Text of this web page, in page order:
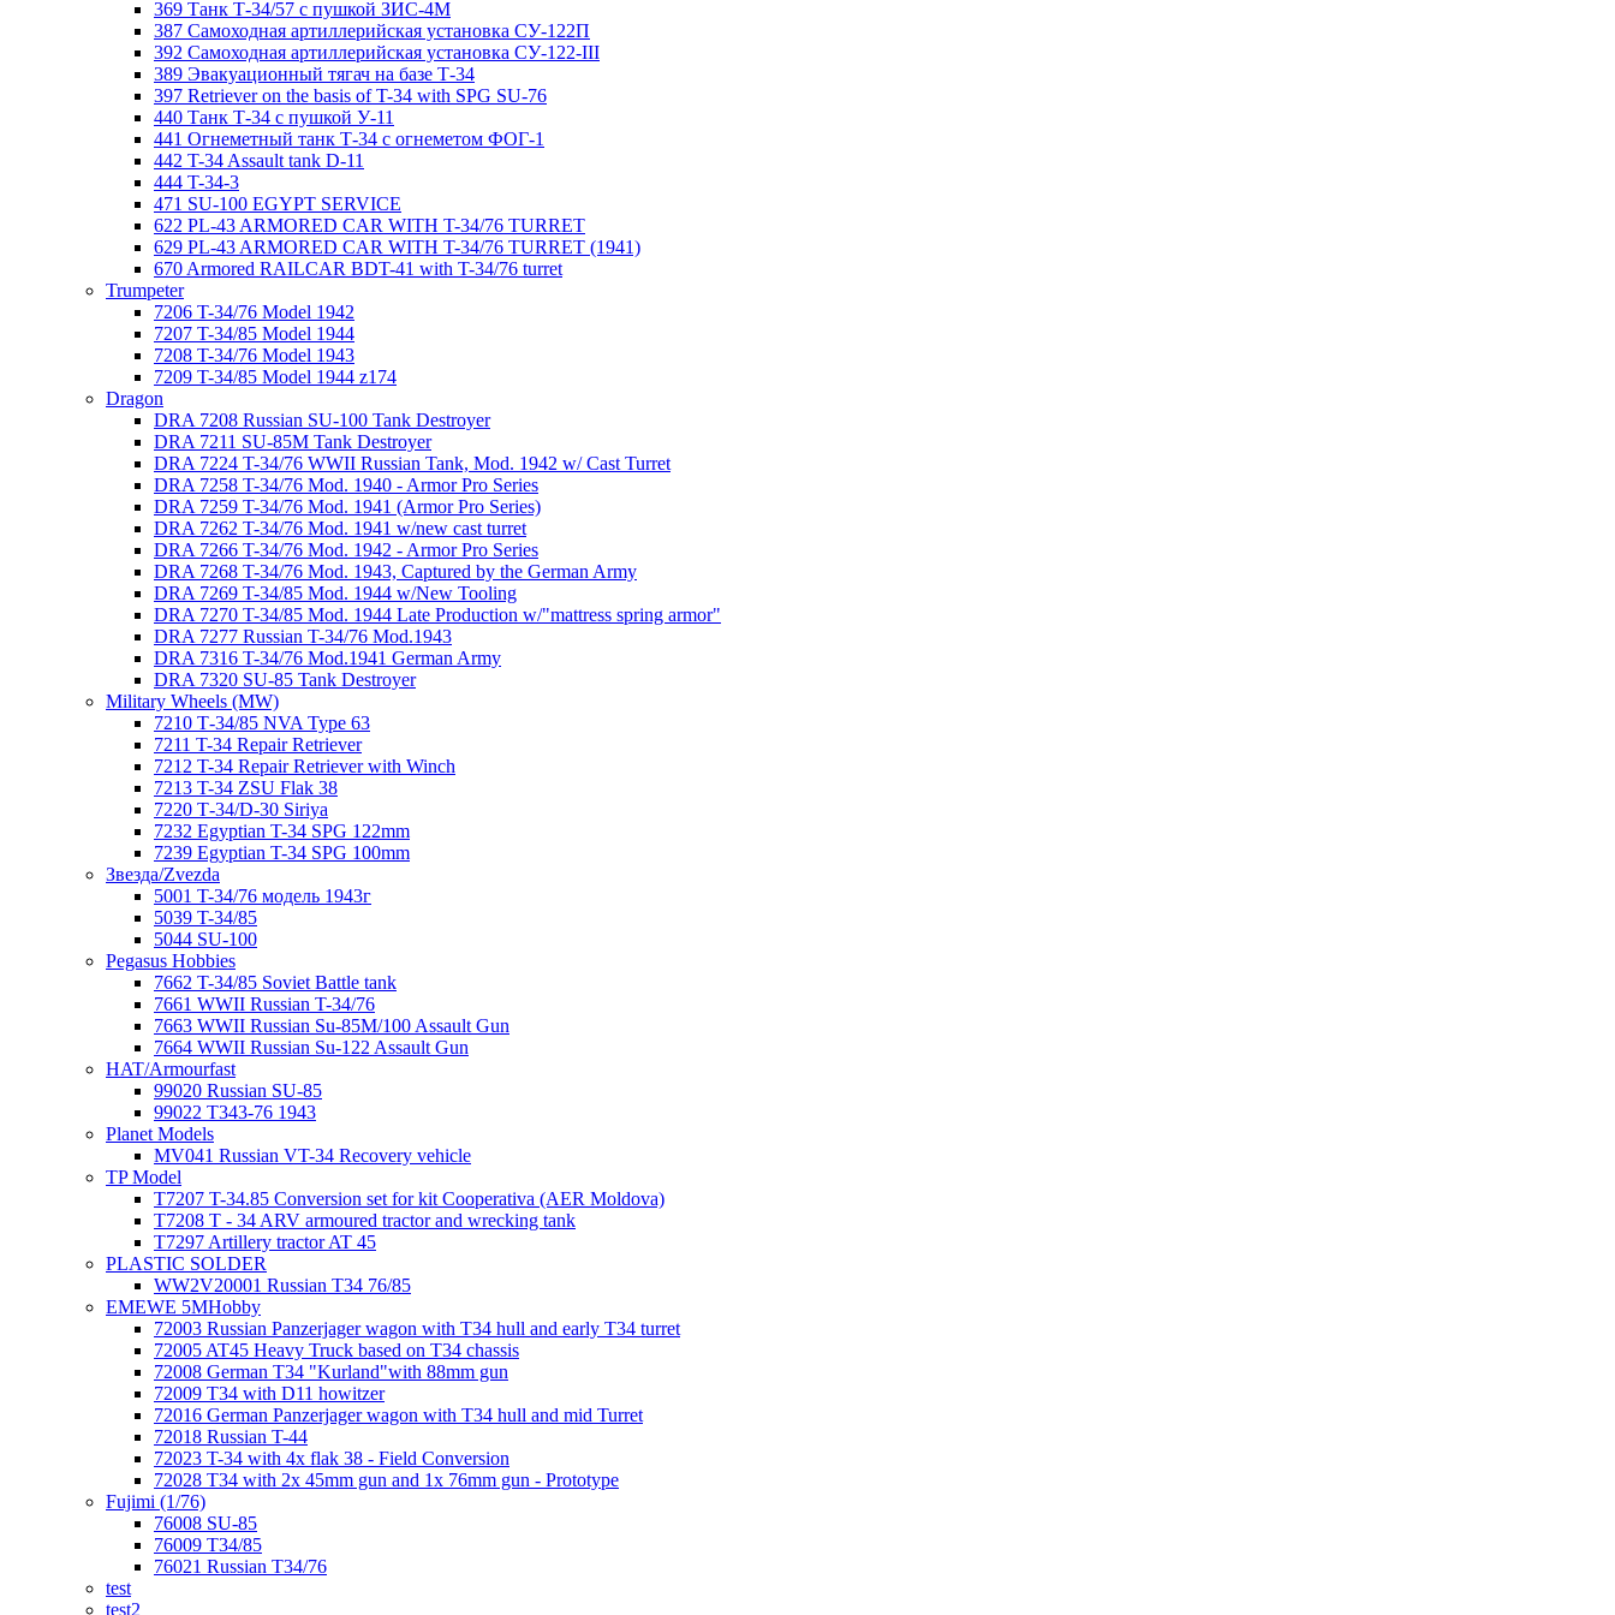
369 Танк Т-34/57 с пушкой ЗИС-4М
387 Самоходная артиллерийская установка СУ-122П
392 Самоходная артиллерийская установка СУ-122-III
389 Эвакуационный тягач на базе Т-34
397 Retriever on the basis of T-34 with SPG SU-76
440 Танк Т-34 с пушкой У-11
441 Огнеметный танк Т-34 с огнеметом ФОГ-1
442 T-34 Assault tank D-11
444 T-34-3
471 SU-100 EGYPT SERVICE
622 PL-43 ARMORED CAR WITH T-34/76 TURRET
629 PL-43 ARMORED CAR WITH T-34/76 TURRET (1941)
670 Armored RAILCAR BDT-41 with T-34/76 turret
Trumpeter
7206 T-34/76 Model 1942
7207 T-34/85 Model 1944
7208 T-34/76 Model 1943
7209 T-34/85 Model 1944 z174
Dragon
DRA 7208 Russian SU-100 Tank Destroyer
DRA 7211 SU-85M Tank Destroyer
DRA 7224 T-34/76 WWII Russian Tank, Mod. 1942 w/ Cast Turret
DRA 7258 T-34/76 Mod. 1940 - Armor Pro Series
DRA 7259 T-34/76 Mod. 1941 (Armor Pro Series)
DRA 7262 T-34/76 Mod. 1941 w/new cast turret
DRA 7266 T-34/76 Mod. 1942 - Armor Pro Series
DRA 7268 T-34/76 Mod. 1943, Captured by the German Army
DRA 7269 T-34/85 Mod. 1944 w/New Tooling
DRA 7270 T-34/85 Mod. 1944 Late Production w/"mattress spring armor"
DRA 7277 Russian T-34/76 Mod.1943
DRA 7316 T-34/76 Mod.1941 German Army
DRA 7320 SU-85 Tank Destroyer
Military Wheels (MW)
7210 Т-34/85 NVA Type 63
7211 T-34 Repair Retriever
7212 T-34 Repair Retriever with Winch
7213 T-34 ZSU Flak 38
7220 Т-34/D-30 Siriya
7232 Egyptian T-34 SPG 122mm
7239 Egyptian T-34 SPG 100mm
Звезда/Zvezda
5001 T-34/76 модель 1943г
5039 T-34/85
5044 SU-100
Pegasus Hobbies
7662 T-34/85 Soviet Battle tank
7661 WWII Russian T-34/76
7663 WWII Russian Su-85M/100 Assault Gun
7664 WWII Russian Su-122 Assault Gun
HAT/Armourfast
99020 Russian SU-85
99022 T343-76 1943
Planet Models
MV041 Russian VT-34 Recovery vehicle
TP Model
T7207 T-34.85 Conversion set for kit Cooperativa (AER Moldova)
T7208 T - 34 ARV armoured tractor and wrecking tank
T7297 Artillery tractor AT 45
PLASTIC SOLDER
WW2V20001 Russian T34 76/85
EMEWE 5MHobby
72003 Russian Panzerjager wagon with T34 hull and early T34 turret
72005 AT45 Heavy Truck based on T34 chassis
72008 German T34 "Kurland"with 88mm gun
72009 T34 with D11 howitzer
72016 German Panzerjager wagon with T34 hull and mid Turret
72018 Russian T-44
72023 T-34 with 4x flak 38 - Field Conversion
72028 T34 with 2x 45mm gun and 1x 76mm gun - Prototype
Fujimi (1/76)
76008 SU-85
76009 T34/85
76021 Russian T34/76
test
test2